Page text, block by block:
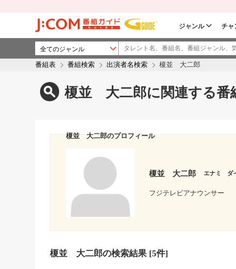
ジャンル チャ
番組表 番組検索 出演者名検索 榎並 大二郎
榎並 大二郎に関連する番
榎並 大二郎のプロフィール
榎並 大二郎 エナミ ダ
フジテレビアナウンサー
榎並 大二郎の検索結果[5件]